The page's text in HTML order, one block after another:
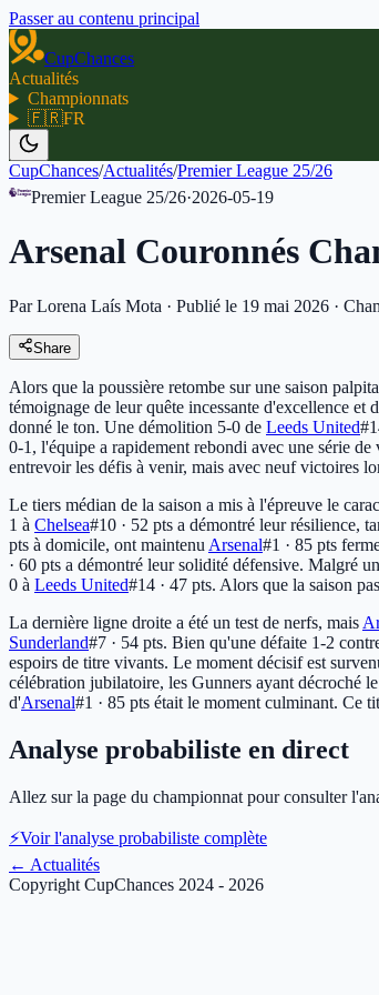
Passer au contenu principal
CupChances
Actualités
Championnats
🇫🇷FR
CupChances/Actualités/Premier League 25/26
Premier League 25/26·2026-05-19
Arsenal Couronnés
Par Lorena Laís Mota · Publié le 19 mai 2026 ·
Share
Alors que la poussière retombe sur une saison
témoignage de leur quête incessante d'excellence
donné le ton. Une démolition 5-0 de Leeds United
0-1, l'équipe a rapidement rebondi avec une série
entrevoir les défis à venir, mais avec neuf victoires
Le tiers médian de la saison a mis à l'épreuve le
1 à Chelsea#10 · 52 pts a démontré leur résilience,
pts à domicile, ont maintenu Arsenal#1 · 85 pts
· 60 pts a démontré leur solidité défensive. Malgré
0 à Leeds United#14 · 47 pts. Alors que la saison
La dernière ligne droite a été un test de nerfs, mais
Sunderland#7 · 54 pts. Bien qu'une défaite 1-2
espoirs de titre vivants. Le moment décisif est
célébration jubilatoire, les Gunners ayant décroché
d'Arsenal#1 · 85 pts était le moment culminant. Ce
Analyse probabiliste en direct
Allez sur la page du championnat pour consulter
⚡Voir l'analyse probabiliste complète
← Actualités
Copyright CupChances 2024 - 2026